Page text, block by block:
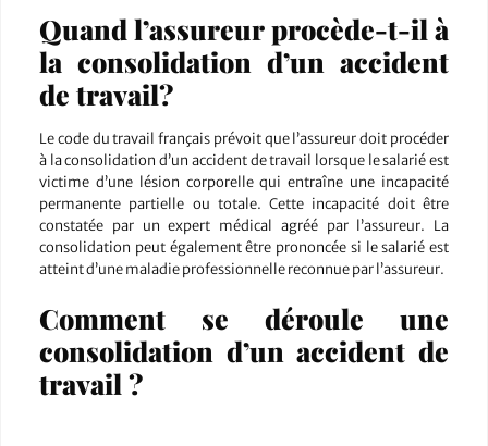
Quand l’assureur procède-t-il à
la consolidation d’un accident
de travail?
Le code du travail français prévoit que l’assureur doit procéder
à la consolidation d’un accident de travail lorsque le salarié est
victime d’une lésion corporelle qui entraîne une incapacité
permanente partielle ou totale. Cette incapacité doit être
constatée par un expert médical agréé par l’assureur. La
consolidation peut également être prononcée si le salarié est
atteint d’une maladie professionnelle reconnue par l’assureur.
Comment se déroule une
consolidation d’un accident de
travail ?